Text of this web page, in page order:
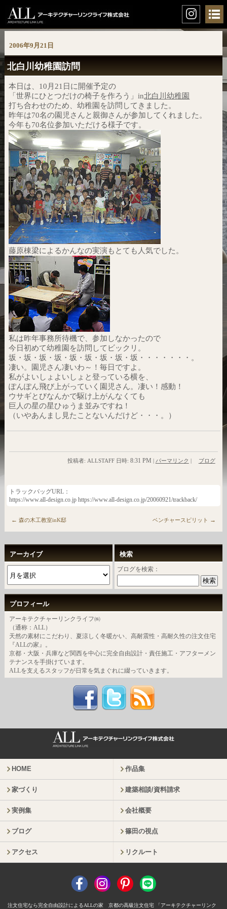
2006年9月21日
北白川幼稚園訪問
本日は、10月21日に開催予定の
「世界にひとつだけの椅子を作ろう」in北白川幼稚園
打ち合わせのため、幼稚園を訪問してきました。
昨年は70名の園児さんと親御さんが参加してくれました。
今年も70名位参加いただける様子です。
藤原棟梁によるかんなの実演もとても人気でした。
私は昨年事務所待機で、参加しなかったので
今日初めて幼稚園を訪問してビックリ。
坂・坂・坂・坂・坂・坂・坂・坂・坂・・・・・・・。
凄い。園児さん凄いわ～！毎日ですよ。
私がよいしょよいしょと登っている横を、
ぽんぽん飛び上がっていく園児さん。凄い！感動！
ウサギとびなんかで駆け上がんなくても
巨人の星の星ひゅうま並みですね！
（いやあんまし見たことないんだけど・・・。）
投稿者: ALLSTAFF 日時: 8:31 PM | パーマリンク | ブログ
トラックバッグURL：
https://www.all-design.co.jp https://www.all-design.co.jp/20060921/trackback/
← 森の木工教室inK邸 ベンチャースピリット →
アーカイブ 検索
ブログを検索：
プロフィール
アーキテクチャーリンクライフ㈱
（通称：ALL）
天然の素材にこだわり、夏涼しく冬暖かい、高耐震性・高耐久性の注文住宅
『ALLの家』。
京都・大阪・兵庫など関西を中心に完全自由設計・責任施工・アフターメン
テナンスを手掛けています。
ALLを支えるスタッフが日常を気まぐれに綴っていきます。
HOME 作品集
家づくり 建築相談/資料請求
実例集 会社概要
ブログ 篠田の視点
アクセス リクルート
注文住宅なら完全自由設計によるALLの家 京都の高級注文住宅 「アーキテクチャーリンク